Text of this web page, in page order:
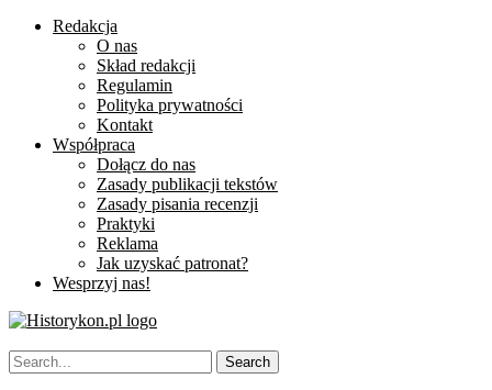
Redakcja
O nas
Skład redakcji
Regulamin
Polityka prywatności
Kontakt
Współpraca
Dołącz do nas
Zasady publikacji tekstów
Zasady pisania recenzji
Praktyki
Reklama
Jak uzyskać patronat?
Wesprzyj nas!